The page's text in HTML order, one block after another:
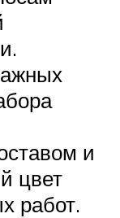
и
цвет
работ.